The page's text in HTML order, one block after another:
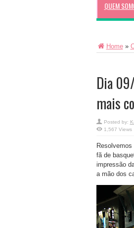
QUEM
Home»
Dia
mais
Posted by:
1,567 Views
fã de
impressão
a mão dos